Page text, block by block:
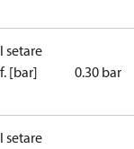
setare
[bar]
0.30 bar
setare